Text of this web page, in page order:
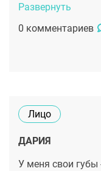
этом никакая
предложены
За три
еще лучше.
Развернуть
0 комментариев
Лицо
ДАРИЯ
У меня свои губы